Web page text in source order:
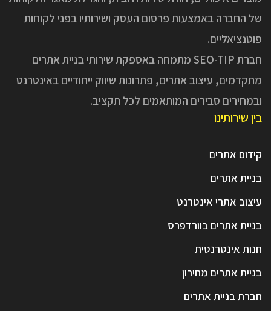
של החברה באמצעות פרסום העסק ושירותיו בפני לקוחות
פוטנציאליים.
חברת SEO-TIP מתמחה באספקת שירותי בניית אתרים
מתקדמים, עיצוב אתרים, פתרונות שיווק ייחודיים באינטרנט
ובמחירים סבירים המותאמים לכל תקציב.
בין שירותינו
קידום אתרים
בניית אתרים
עיצוב אתרי אינטרנט
בניית אתרים בוורדפרס
חנות אינטרנטית
בניית אתרים מחירון
חברת בניית אתרים